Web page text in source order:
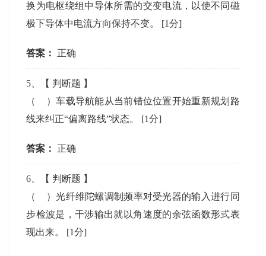
换为电枢绕组中导体所需的交变电流，以使不同磁
极下导体中电流方向保持不变。 [1分]
答案： 正确
5 、【 判断题 】
（ ）车载导航能从当前错位位置开始重新规划路
线来纠正“偏离路线”状态。 [1分]
答案： 正确
6 、【 判断题 】
（ ）光纤维陀螺调制频率对受光器的输入进行同
步检波是，干涉输出就以角速度的余弦函数形式表
现出来。 [1分]